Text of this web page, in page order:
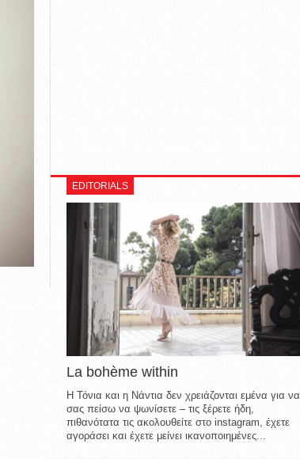
EDITORIALS
La bohème within
Η Τόνια και η Νάντια δεν χρειάζονται εμένα για να
σας πείσω να ψωνίσετε – τις ξέρετε ήδη,
πιθανότατα τις ακολουθείτε στο instagram, έχετε
αγοράσει και έχετε μείνει ικανοποιημένες...